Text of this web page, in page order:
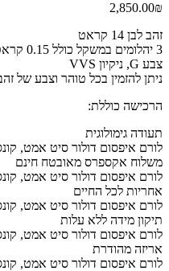
2,850.00₪
זהב לבן 14 קראט
3 יהלומים במשקל כולל 0.15 קראט
צבע G, ניקיון VVS
ניתן להזמין בכל טוהר וצבע של
הרכישה כוללת:
תעודה גימולוגית
לורם איפסום דולור סיט אמט,
משלוח אקספרס מאובטח חינם
לורם איפסום דולור סיט אמט,
אחריות לכל החיים
לורם איפסום דולור סיט אמט,
תיקון מידה ללא עלות
לורם איפסום דולור סיט אמט,
אריזה מהודרת
לורם איפסום דולור סיט אמט,